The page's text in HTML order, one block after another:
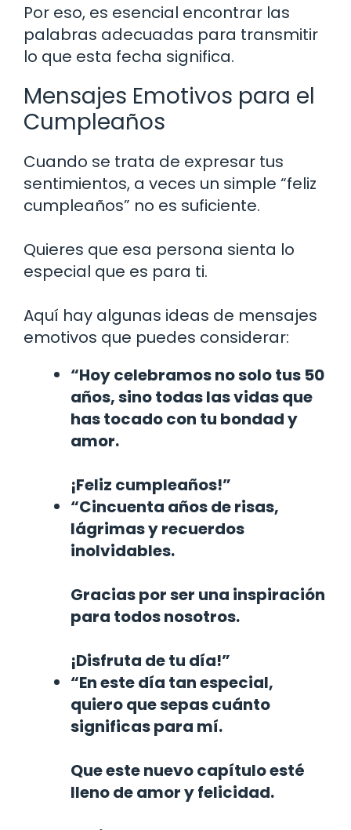
Por eso, es esencial encontrar las
palabras adecuadas para transmitir
lo que esta fecha significa.
Mensajes Emotivos para el
Cumpleaños
Cuando se trata de expresar tus
sentimientos, a veces un simple “feliz
cumpleaños” no es suficiente.
Quieres que esa persona sienta lo
especial que es para ti.
Aquí hay algunas ideas de mensajes
emotivos que puedes considerar:
“Hoy celebramos no solo tus 50
años, sino todas las vidas que
has tocado con tu bondad y
amor.
¡Feliz cumpleaños!”
“Cincuenta años de risas,
lágrimas y recuerdos
inolvidables.
Gracias por ser una inspiración
para todos nosotros.
¡Disfruta de tu día!”
“En este día tan especial,
quiero que sepas cuánto
significas para mí.
Que este nuevo capítulo esté
lleno de amor y felicidad.